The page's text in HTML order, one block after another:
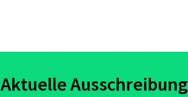
Aktuelle Ausschreibung